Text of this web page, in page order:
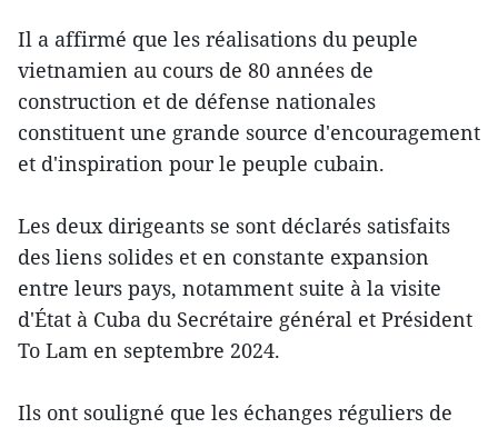
Il a affirmé que les réalisations du peuple
vietnamien au cours de 80 années de
construction et de défense nationales
constituent une grande source d'encouragement
et d'inspiration pour le peuple cubain.
Les deux dirigeants se sont déclarés satisfaits
des liens solides et en constante expansion
entre leurs pays, notamment suite à la visite
d'État à Cuba du Secrétaire général et Président
To Lam en septembre 2024.
Ils ont souligné que les échanges réguliers de